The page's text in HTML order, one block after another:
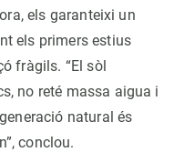
els garanteixi un
els primers estius
fràgils. “El sòl
no reté massa aigua i
natural és
conclou.